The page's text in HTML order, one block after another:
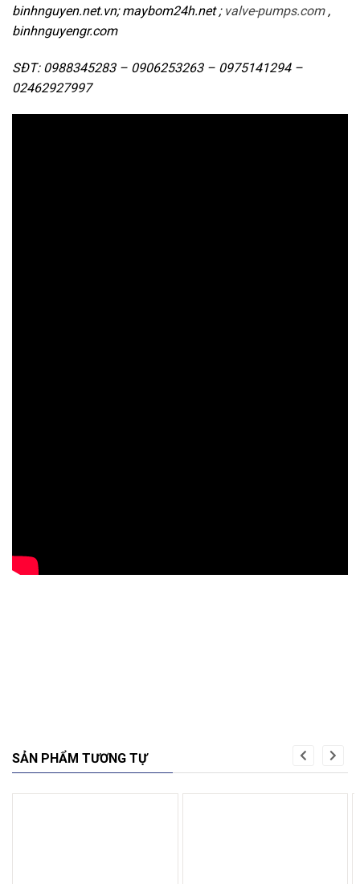
binhnguyen.net.vn; maybom24h.net ; valve-pumps.com,
binhnguyengr.com
SĐT: 0988345283 – 0906253263 – 0975141294 –
02462927997
SẢN PHẨM TƯƠNG TỰ